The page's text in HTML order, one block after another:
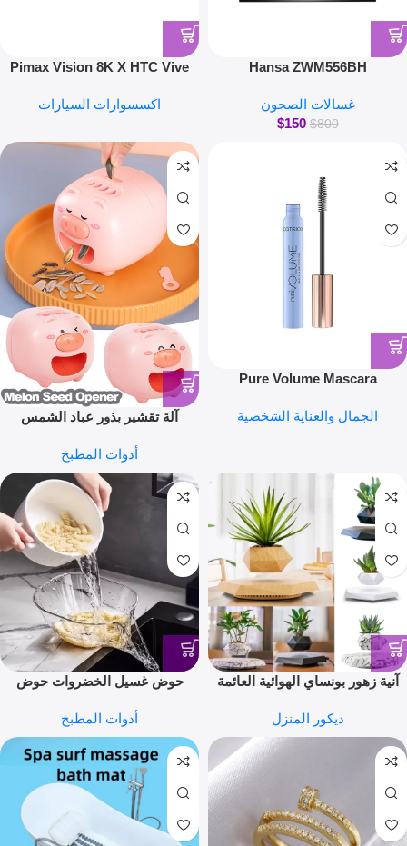
Hansa ZWM556BH
غسالات الصحون
$800
$150
Pimax Vision 8K X HTC Vive
اكسسوارات السيارات
Pure Volume Mascara
الجمال والعناية الشخصية
آلة تقشير بذور عباد الشمس
مقشرة بذور البطيخ الأوتوماتيكية
الخنزير اللطيف الكهربائية لبذور
عباد الشمس آلة فتح بذور البطيخ
الذكية
أدوات المطبخ
آنية زهور بونساي الهوائية العائمة
الزهور المعلقة المغناطيسية العائمة
أصيص نباتات عائم في المنزل بدون
ديكور المنزل
حوض غسيل الخضروات حوض
متعدد الوظائف حوض تصريف
مرشح الفاكهة الغسيل حوض
تصريف سلق وغسل الأرز
أدوات المطبخ